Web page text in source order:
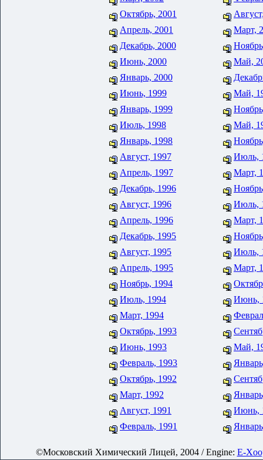
Октябрь, 2001
Апрель, 2001
Март,
Декабрь, 2000
Июнь, 2000
Май,
Январь, 2000
Июнь, 1999
Май,
Январь, 1999
Июль, 1998
Май,
Январь, 1998
Август, 1997
Июль,
Апрель, 1997
Март,
Декабрь, 1996
Август, 1996
Июль,
Апрель, 1996
Март,
Декабрь, 1995
Август, 1995
Июль,
Апрель, 1995
Март,
Ноябрь, 1994
Июль, 1994
Июнь,
Март, 1994
Октябрь, 1993
Июнь, 1993
Май,
Февраль, 1993
Октябрь, 1992
Март, 1992
Август, 1991
Июнь,
Февраль, 1991
©Московский Химический Лицей, 2004 / Engine: E-